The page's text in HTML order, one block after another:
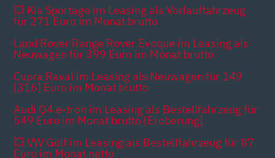
💥 Kia Sportage im Leasing als Vorlauffahrzeug
für 271 Euro im Monat brutto
Land Rover Range Rover Evoque im Leasing als
Neuwagen für 399 Euro im Monat brutto
Cupra Raval im Leasing als Neuwagen für 149
[316] Euro im Monat brutto
Audi Q4 e-tron im Leasing als Bestellfahrzeug für
549 Euro im Monat brutto [Eroberung]
💥 VW Golf im Leasing als Bestellfahrzeug für 87
Euro im Monat netto